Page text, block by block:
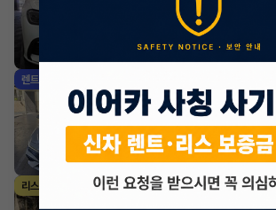
2,169,108 원 X
39,224,500원
조회 2,009방금전
렌트
2026년 스마트스트림 가솔린 1.6 모던
월 601,000원 X 38개월
지원금1,000,000원
조회 3231시간 전
리스
BMW X시리즈